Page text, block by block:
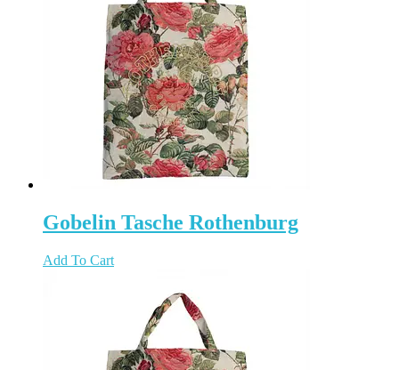
Gobelin Tasche Rothenburg
Add To Cart